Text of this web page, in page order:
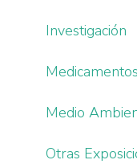
Investigación
Medicamentos
Medio
Otras